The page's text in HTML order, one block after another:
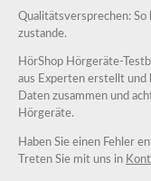
Qualitätsversprechen: So
zustande.
HörShop Hörgeräte-
aus Experten erstellt
Daten zusammen und
Hörgeräte.
Haben Sie einen Fehler
Treten Sie mit uns in